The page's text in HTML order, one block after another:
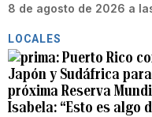
8 de agosto de 2026 a las
LOCALES
Puerto Rico
Japón y Sudáfrica
próxima Reserva
Isabela: “Esto es algo